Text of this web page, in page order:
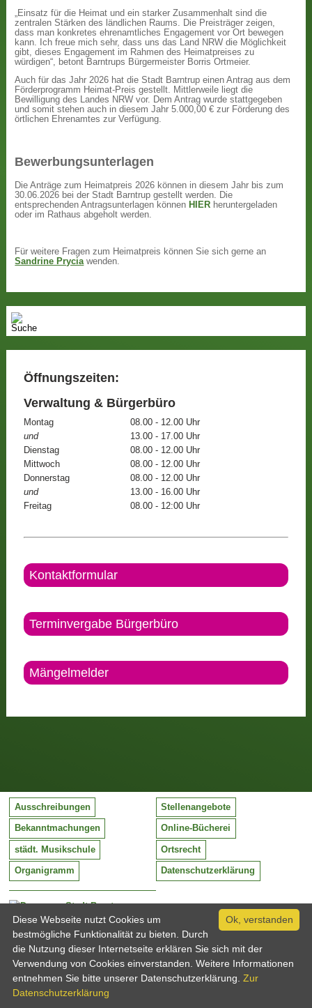
„Einsatz für die Heimat und ein starker Zusammenhalt sind die
zentralen Stärken des ländlichen Raums. Die Preisträger zeigen,
dass man konkretes ehrenamtliches Engagement vor Ort bewegen
kann. Ich freue mich sehr, dass uns das Land NRW die Möglichkeit
gibt, dieses Engagement im Rahmen des Heimatpreises zu
würdigen“, betont Barntrups Bürgermeister Borris Ortmeier.
Auch für das Jahr 2026 hat die Stadt Barntrup einen Antrag aus dem
Förderprogramm Heimat-Preis gestellt. Mittlerweile liegt die
Bewilligung des Landes NRW vor. Dem Antrag wurde stattgegeben
und somit stehen auch in diesem Jahr 5.000,00 € zur Förderung des
örtlichen Ehrenamtes zur Verfügung.
Bewerbungsunterlagen
Die Anträge zum Heimatpreis 2026 können in diesem Jahr bis zum
30.06.2026 bei der Stadt Barntrup gestellt werden. Die
entsprechenden Antragsunterlagen können HIER heruntergeladen
oder im Rathaus abgeholt werden.
Für weitere Fragen zum Heimatpreis können Sie sich gerne an
Sandrine Prycia wenden.
Öffnungszeiten:
Verwaltung & Bürgerbüro
Montag
08.00 - 12.00 Uhr
und
13.00 - 17.00 Uhr
Dienstag
08.00 - 12.00 Uhr
Mittwoch
08.00 - 12.00 Uhr
Donnerstag
08.00 - 12.00 Uhr
und
13.00 - 16.00 Uhr
Freitag
08.00 - 12:00 Uhr
Kontaktformular
Terminvergabe Bürgerbüro
Mängelmelder
Stadt Barntrup
Mittelstraße 38
32683 Barntrup
Tel:
Email:
05263 / 409-0
info@barntrup.de
Ausschreibungen Stellenangebote
Bekanntmachungen Online-Bücherei
städt. Musikschule Ortsrecht
Organigramm Datenschutzerklärung
Ok, verstanden
Diese Webseite nutzt Cookies um
bestmögliche Funktionalität zu bieten. Durch
die Nutzung dieser Internetseite erklären Sie sich mit der
Verwendung von Cookies einverstanden. Weitere Informationen
entnehmen Sie bitte unserer Datenschutzerklärung. Zur
Datenschutzerklärung